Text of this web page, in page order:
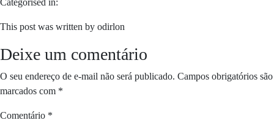
Categorised in:
This post was written by odirlon
Deixe um comentário
O seu endereço de e-mail não será publicado. Campos obrigatórios são
marcados com *
Comentário *